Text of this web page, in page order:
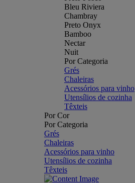
Bleu Riviera
Chambray
Preto Onyx
Bamboo
Nectar
Nuit
Por Categoria
Grés
Chaleiras
Acessórios para vinho
Utensílios de cozinha
Têxteis
Por Cor
Por Categoria
Grés
Chaleiras
Acessórios para vinho
Utensílios de cozinha
Têxteis